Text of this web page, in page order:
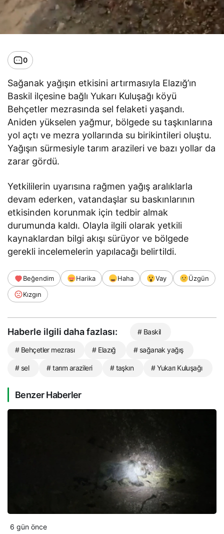
0
Sağanak yağışın etkisini artırmasıyla Elazığ’ın
Baskil ilçesine bağlı Yukarı Kuluşağı köyü
Behçetler mezrasında sel felaketi yaşandı.
Aniden yükselen yağmur, bölgede su taşkınlarına
yol açtı ve mezra yollarında su birikintileri oluştu.
Yağışın sürmesiyle tarım arazileri ve bazı yollar da
zarar gördü.
Yetkililerin uyarısına rağmen yağış aralıklarla
devam ederken, vatandaşlar su baskınlarının
etkisinden korunmak için tedbir almak
durumunda kaldı. Olayla ilgili olarak yetkili
kaynaklardan bilgi akışı sürüyor ve bölgede
gerekli incelemelerin yapılacağı belirtildi.
Beğendim Harika Haha Vay
Üzgün
Kızgın
Haberle ilgili daha fazlası: # Baskil
# Behçetler mezrası # Elazığ # sağanak yağış
# sel # tarım arazileri # taşkın # Yukarı Kuluşağı
Benzer Haberler
6 gün önce